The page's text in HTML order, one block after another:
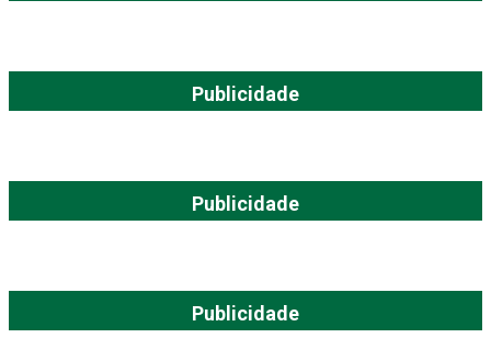
Publicidade
Publicidade
Publicidade